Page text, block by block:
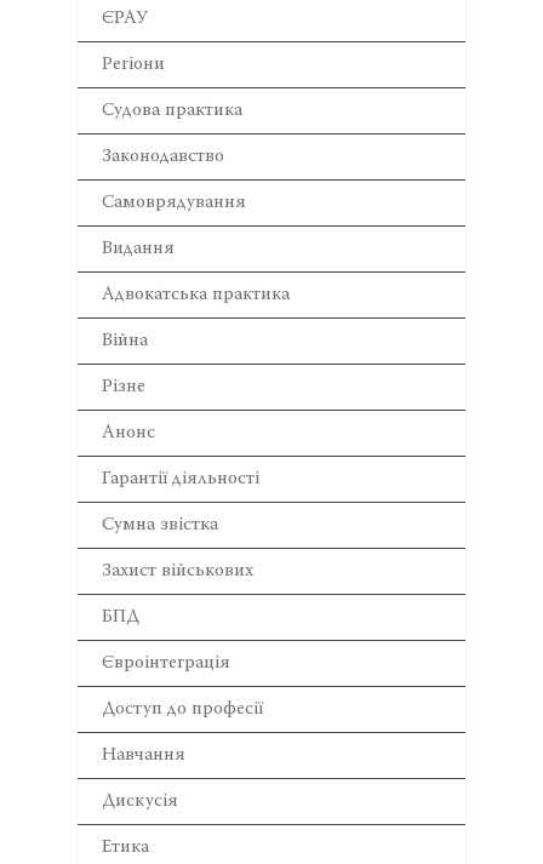
ЄРАУ
Регіони
Cудова практика
Законодавство
Самоврядування
Видання
Адвокатська практика
Війна
Різне
Анонс
Гарантії діяльності
Сумна звістка
Захист військових
БПД
Євроінтеграція
Доступ до професії
Навчання
Дискусія
Етика